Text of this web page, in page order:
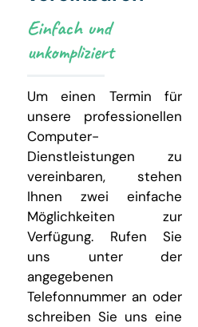
Einfach und
unkompliziert
Um einen Termin für
unsere professionellen
Computer-
Dienstleistungen zu
vereinbaren, stehen
Ihnen zwei einfache
Möglichkeiten zur
Verfügung. Rufen Sie
uns unter der
angegebenen
Telefonnummer an oder
schreiben Sie uns eine